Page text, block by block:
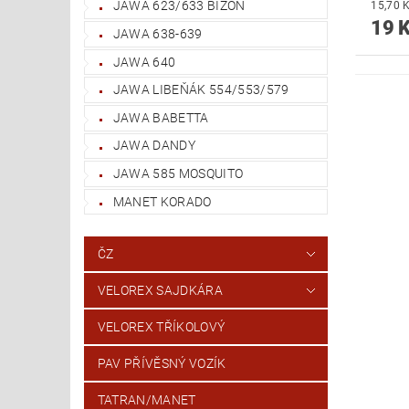
JAWA 623/633 BIZON
JAWA 638-639
JAWA 640
JAWA LIBEŇÁK 554/553/579
JAWA BABETTA
JAWA DANDY
JAWA 585 MOSQUITO
MANET KORADO
ČZ
VELOREX SAJDKÁRA
VELOREX TŘÍKOLOVÝ
PAV PŘÍVĚSNÝ VOZÍK
TATRAN/MANET
19